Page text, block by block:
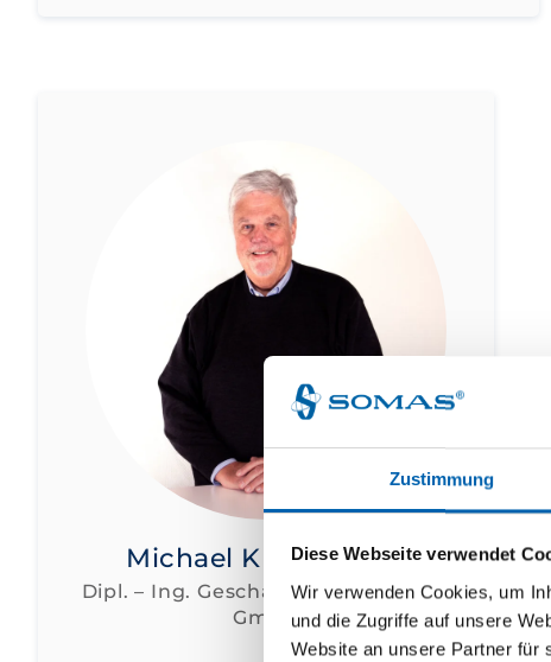
Zustimmung
Diese Webseite verwendet
Wir verwenden Cookies, um
und die Zugriffe auf unsere
Website an unsere Partner für
Michael Knippschild
Dipl. – Ing. Geschäftsführer, Somas
GmbH